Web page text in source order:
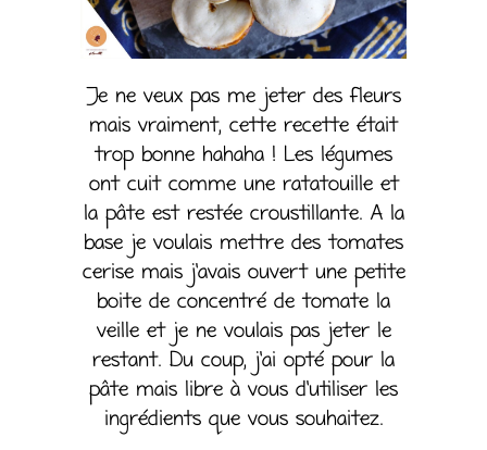
Je ne veux pas me jeter des fleurs
mais vraiment, cette recette était
trop bonne hahaha ! Les légumes
ont cuit comme une ratatouille et
la pâte est restée croustillante. A la
base je voulais mettre des tomates
cerise mais j’avais ouvert une petite
boite de concentré de tomate la
veille et je ne voulais pas jeter le
restant. Du coup, j’ai opté pour la
pâte mais libre à vous d’utiliser les
ingrédients que vous souhaitez.